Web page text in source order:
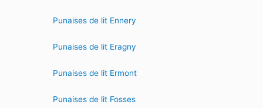
Punaises de lit Ennery
Punaises de lit Eragny
Punaises de lit Ermont
Punaises de lit Fosses